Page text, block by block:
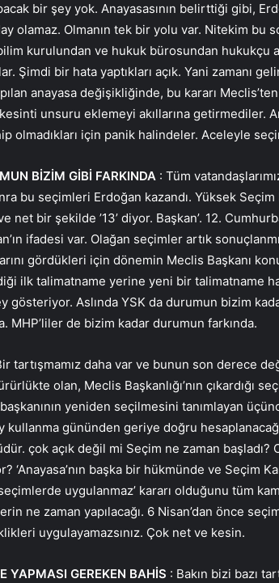
bir şey yok. Anayasasının belirttiği gibi,
olamaz. Olmanın tek bir yolu var. Nitekim bu
kurulundan ve hukuk bürosundan hukukçu
Şimdi bir hata yaptıkları açık. Yani zamanı
anayasa değişikliğinde, bu kararı
unsuru eklemeyi akıllarına getirmediler.
olmadıkları için panik halindeler. Aceleyle
BİZİM GİBİ FARKINDA : Tüm
bu seçimleri Erdoğan kazandı. Yüksek
net bir şekilde ’13’ diyor. Başkan’. 12.
ifadesi var. Olağan seçimler artık
gördükleri için dönemin Meclis Başkanı
ilk talimatname yerine yeni bir talimatname
gösteriyor. Aslında YSK da durumun bizim
MHP’liler de bizim kadar durumun farkında.
tartışmamız daha var ve bunun son derece
olan, Meclis Başkanlığı’nın çıkardığı
yeniden seçilmesini tanımlayan
kullanma gününden geriye doğru
çok açık değil mi Seçim ne zaman başladı?
‘Anayasa’nın başka bir hükmünde ve Seçim
uygulanmaz’ kararı olduğunu tüm
ne zaman yapılacağı. 6 Nisan’dan önce
uygulayamazsınız. Çok net ve kesin.
YAPMASI GEREKEN BAHİS : Bakın bizi bazı